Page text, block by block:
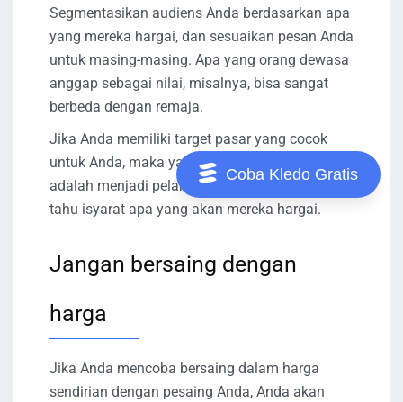
Segmentasikan audiens Anda berdasarkan apa
yang mereka hargai, dan sesuaikan pesan Anda
untuk masing-masing. Apa yang orang dewasa
anggap sebagai nilai, misalnya, bisa sangat
berbeda dengan remaja.
Jika Anda memiliki target pasar yang cocok
untuk Anda, maka yang harus Anda lakukan
adalah menjadi pelanggan Anda, dan mencari
tahu isyarat apa yang akan mereka hargai.
Jangan bersaing dengan
harga
Jika Anda mencoba bersaing dalam harga
sendirian dengan pesaing Anda, Anda akan
Coba Kledo Gratis